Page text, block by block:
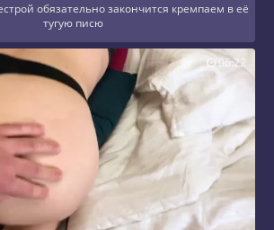
обязательно закончится кремпаем в её
тугую писю
06:22